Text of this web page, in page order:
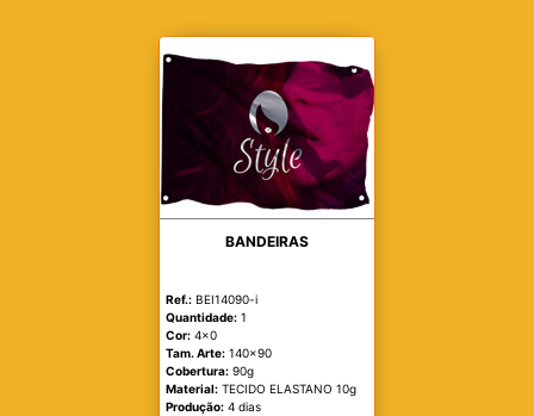
BANDEIRAS
Ref.: BEI14090-i
Quantidade: 1
Cor: 4x0
Tam. Arte: 140x90
Cobertura: 90g
Material: TECIDO ELASTANO 10g
Produção: 4 dias